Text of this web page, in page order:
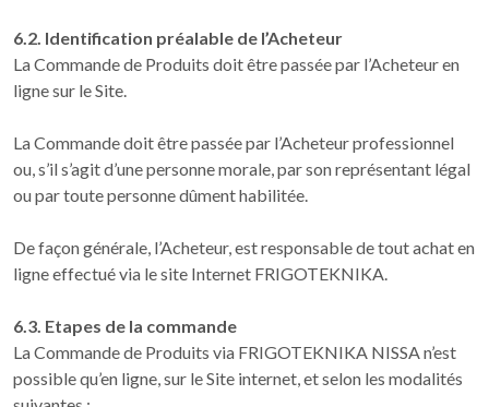
6.2. Identification préalable de l’Acheteur
La Commande de Produits doit être passée par l’Acheteur en
ligne sur le Site.
La Commande doit être passée par l’Acheteur professionnel
ou, s’il s’agit d’une personne morale, par son représentant légal
ou par toute personne dûment habilitée.
De façon générale, l’Acheteur, est responsable de tout achat en
ligne effectué via le site Internet FRIGOTEKNIKA.
6.3. Etapes de la commande
La Commande de Produits via FRIGOTEKNIKA NISSA n’est
possible qu’en ligne, sur le Site internet, et selon les modalités